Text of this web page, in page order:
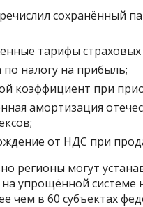
сохранённый
тарифы страховых
по налогу на прибыль;
коэффициент при
амортизация
от НДС при
регионы могут
упрощённой
чем в 60 субъектах